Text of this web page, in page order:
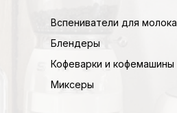
Вспениватели для молока
Блендеры
Кофеварки и кофемашины
Миксеры